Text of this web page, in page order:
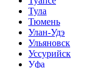
Тула
Тюмень
Улан-Удэ
Ульяновск
Уссурийск
Уфа